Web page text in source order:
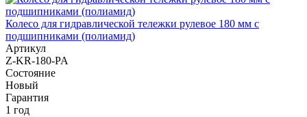
Колесо для гидравлической тележки рулевое 180 мм с
подшипниками (полиамид)
Артикул
Z-KR-180-PA
Состояние
Новый
Гарантия
1 год